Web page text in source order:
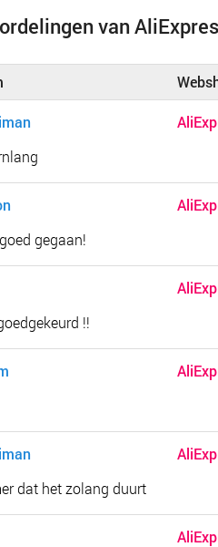
van
gegaan!
!!
dat het zolang duurt